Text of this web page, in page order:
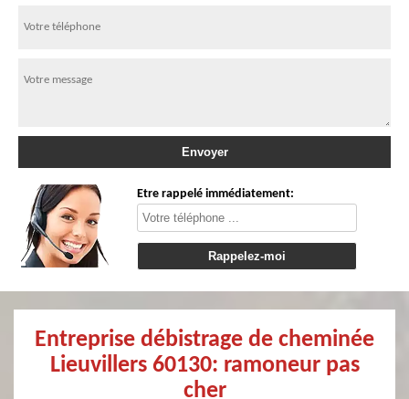
Etre rappelé immédiatement:
Entreprise débistrage de cheminée
Lieuvillers 60130: ramoneur pas
cher